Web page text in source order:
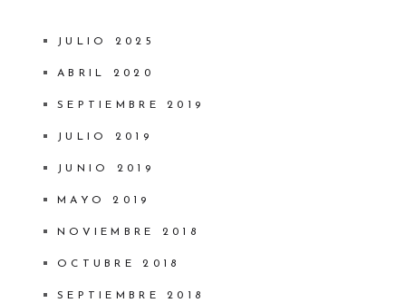
JULIO 2025
ABRIL 2020
SEPTIEMBRE 2019
JULIO 2019
JUNIO 2019
MAYO 2019
NOVIEMBRE 2018
OCTUBRE 2018
SEPTIEMBRE 2018